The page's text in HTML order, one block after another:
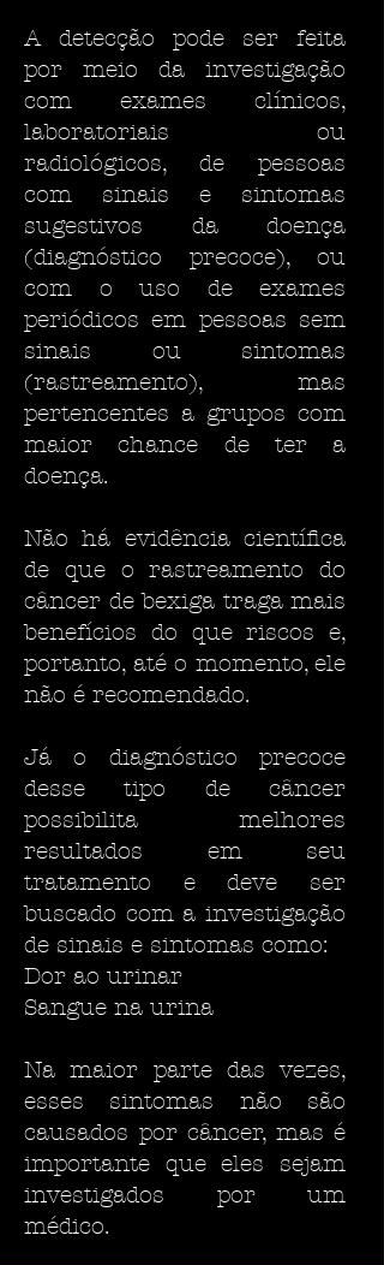
A detecção pode ser feita
por meio da investigação
com exames clínicos,
laboratoriais ou
radiológicos, de pessoas
com sinais e sintomas
sugestivos da doença
(diagnóstico precoce), ou
com o uso de exames
periódicos em pessoas sem
sinais ou sintomas
(rastreamento), mas
pertencentes a grupos com
maior chance de ter a
doença.
Não há evidência científica
de que o rastreamento do
câncer de bexiga traga mais
benefícios do que riscos e,
portanto, até o momento, ele
não é recomendado.
Já o diagnóstico precoce
desse tipo de câncer
possibilita melhores
resultados em seu
tratamento e deve ser
buscado com a investigação
de sinais e sintomas como:
Dor ao urinar
Sangue na urina
Na maior parte das vezes,
esses sintomas não são
causados por câncer, mas é
importante que eles sejam
investigados por um
médico.